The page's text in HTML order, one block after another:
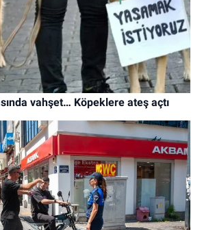
vahşet… Köpeklere ateş açtı